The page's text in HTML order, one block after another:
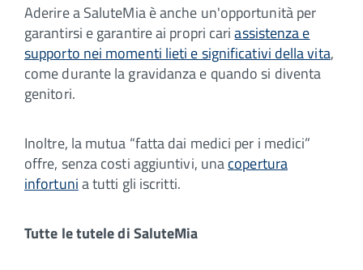
Aderire a SaluteMia è anche un'opportunità per
garantirsi e garantire ai propri cariassistenza e
supporto nei momenti lieti e significativi della vita,
come durante la gravidanza e quando si diventa
genitori.
Inoltre, la mutua “fatta dai medici per i medici”
offre, senza costi aggiuntivi, unacopertura
infortunia tutti gli iscritti.
Tutte le tutele di SaluteMia